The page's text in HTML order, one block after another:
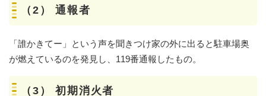
（2） 通報者
「誰かきてー」という声を聞きつけ家の外に出ると駐車場奥
が燃えているのを発見し、119番通報したもの。
（3） 初期消火者